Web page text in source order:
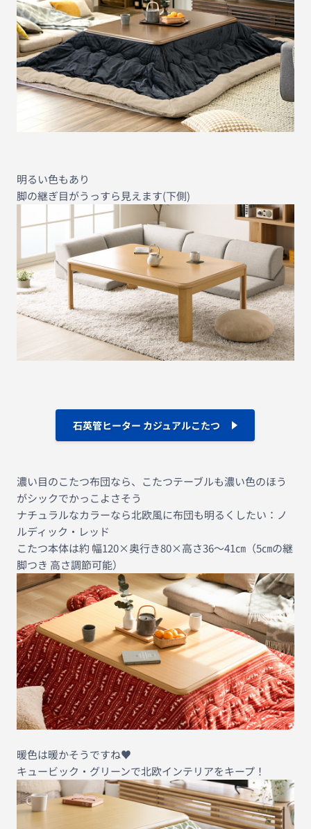
明るい色もあり
脚の継ぎ目がうっすら見えます(下側)
石英管ヒーター カジュアルこたつ
濃い目のこたつ布団なら、こたつテーブルも濃い色のほう
がシックでかっこよさそう
ナチュラルなカラーなら北欧風に布団も明るくしたい：ノ
ルディック・レッド
こたつ本体は約 幅120×奥行き80×高さ36〜41㎝（5㎝の継
脚つき 高さ調節可能）
暖色は暖かそうですね♥
キュービック・グリーンで北欧インテリアをキープ！